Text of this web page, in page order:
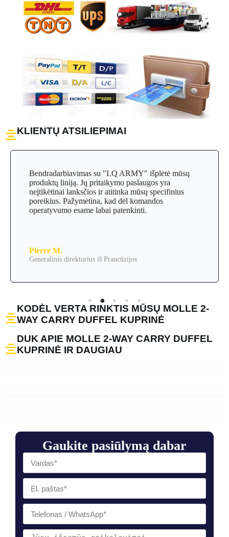
Gaukite pasiūlymą dabar
KLIENTŲ ATSILIEPIMAI
Bendradarbiavimas su "LQ ARMY" išplėtė mūsų
produktų liniją. Jų pritaikymo paslaugos yra
neįtikėtinai lanksčios ir atitinka mūsų specifinius
poreikius. Pažymėtina, kad dėl komandos
operatyvumo esame labai patenkinti.
Pierre M.
Generalinis direktorius iš Prancūzijos
KODĖL VERTA RINKTIS MŪSŲ MOLLE 2-
WAY CARRY DUFFEL KUPRINĖ
DUK APIE MOLLE 2-WAY CARRY DUFFEL
KUPRINĖ IR DAUGIAU